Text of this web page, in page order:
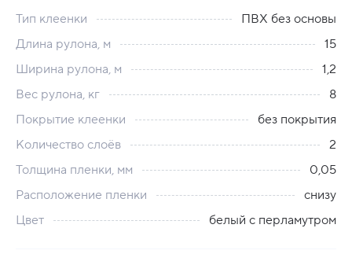
Тип клеенки
ПВХ без основы
Длина рулона, м
15
Ширина рулона, м
1,2
Вес рулона, кг
8
Покрытие клеенки
без покрытия
Количество слоёв
2
Толщина пленки, мм
0,05
Расположение пленки
снизу
Цвет
белый с перламутром